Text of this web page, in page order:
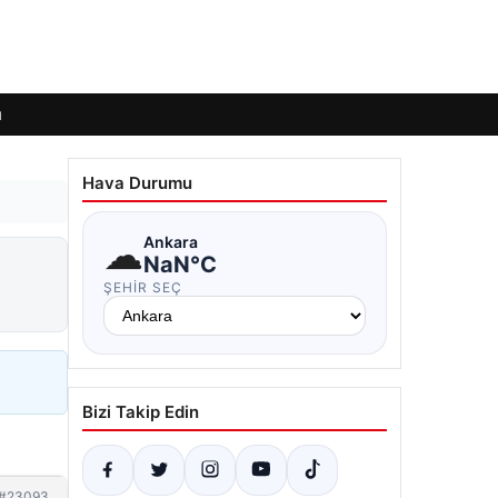
Hava Durumu
☁Ankara
NaN°C
ŞEHIR SEÇ
Bizi Takip Edin